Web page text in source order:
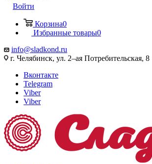
Войти
Корзина0
Избранные товары0
info@sladkond.ru
г. Челябинск, ул. 2–ая Потребительская, 8
Вконтакте
Telegram
Viber
Viber